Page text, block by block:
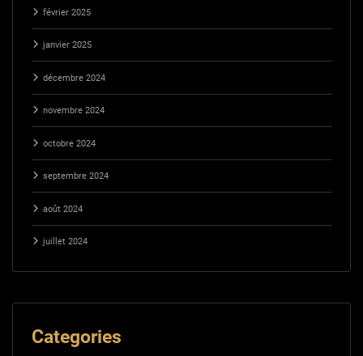
février 2025
janvier 2025
décembre 2024
novembre 2024
octobre 2024
septembre 2024
août 2024
juillet 2024
Categories